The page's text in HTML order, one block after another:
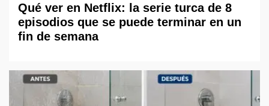
Qué ver en Netflix: la serie turca de 8
episodios que se puede terminar en un
fin de semana